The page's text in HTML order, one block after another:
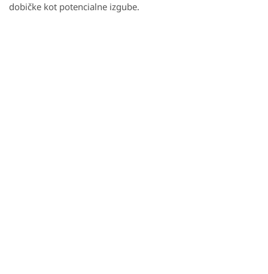
dobičke kot potencialne izgube.